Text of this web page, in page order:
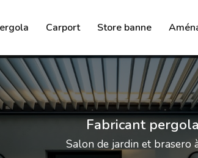
Carport Store banne
Brasero
Salon de jardin
Chauffage à
Fabricant
Salon de jardin et brasero